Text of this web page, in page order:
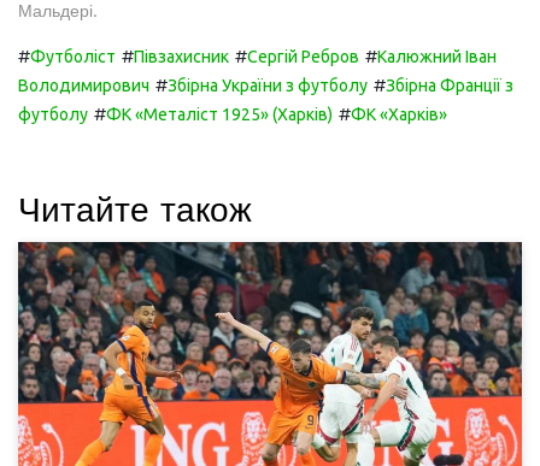
Мальдері.
#Футболіст #Півзахисник #Сергій Ребров #Калюжний Іван
Володимирович #Збірна України з футболу #Збірна Франції з
футболу #ФК «Металіст 1925» (Харків) #ФК «Харків»
Читайте також